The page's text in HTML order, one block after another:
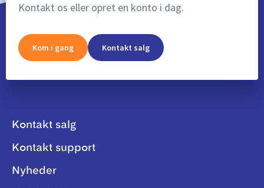
Kontakt os eller opret en konto i dag.
Kom i gang Kontakt salg
Kontakt salg
Kontakt support
Nyheder